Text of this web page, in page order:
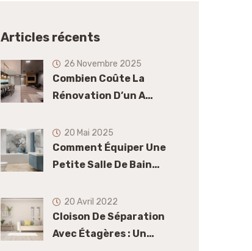
Articles récents
Combien Coûte La
Rénovation D’un A…
26 Novembre 2025
Comment Équiper Une
Petite Salle De Bain…
20 Mai 2025
Cloison De Séparation
Avec Étagères : Un…
20 Avril 2022